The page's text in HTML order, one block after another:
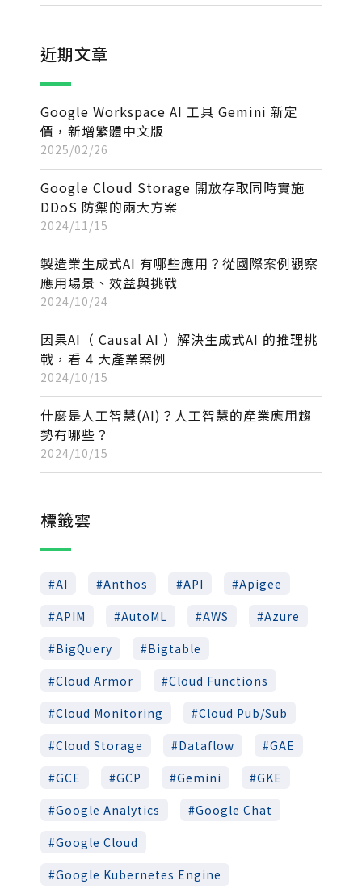
近期文章
Google Workspace AI 工具 Gemini 新定
價，新增繁體中文版
2025/02/26
Google Cloud Storage 開放存取同時實施
DDoS 防禦的兩大方案
2024/11/15
製造業生成式AI 有哪些應用？從國際案例觀察
應用場景、效益與挑戰
2024/10/24
因果AI（ Causal AI ）解決生成式AI 的推理挑
戰，看 4 大產業案例
2024/10/15
什麼是人工智慧(AI)？人工智慧的產業應用趨
勢有哪些？
2024/10/15
標籤雲
AI Anthos API
Apigee
APIM
AutoML AWS
Azure
BigQuery
Bigtable
Cloud Armor
Cloud Functions
Cloud Monitoring
Cloud Pub/Sub
Cloud Storage
Dataflow
GAE
GCE
GCP Gemini
GKE
Google Analytics
Google Chat
Google Cloud
Google Kubernetes Engine